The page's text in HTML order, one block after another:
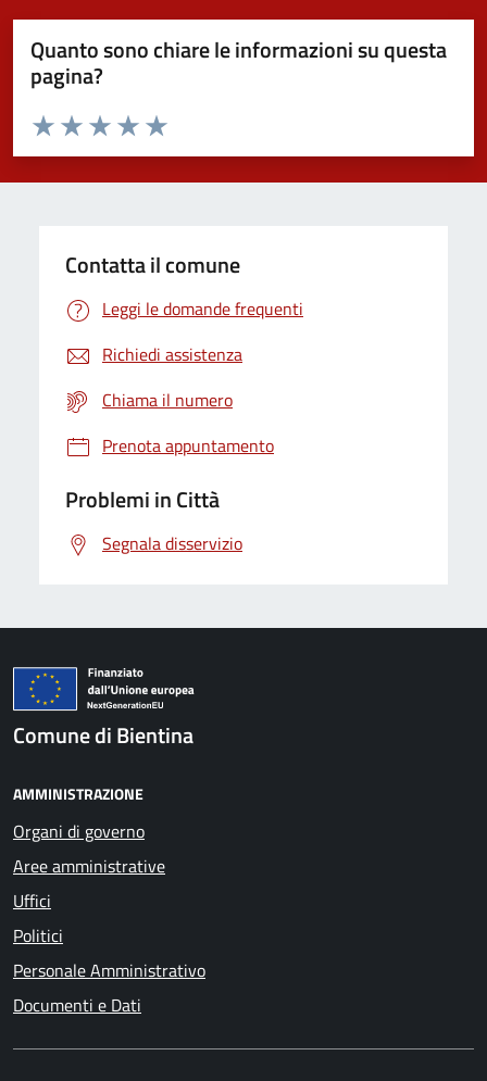
Quanto sono chiare le informazioni su questa
pagina?
Domanda
Valuta da 1 a 5 stelle la pagina
Valuta 5 stelle su 5
Valuta 4 stelle su 5
Valuta 3 stelle su 5
Valuta 2 stelle su 5
Valuta 1 stelle su 5
Contatta il comune
Leggi le domande frequenti
Richiedi assistenza
Chiama il numero
Prenota appuntamento
Problemi in Città
Segnala disservizio
Comune di Bientina
AMMINISTRAZIONE
Organi di governo
Aree amministrative
Uffici
Politici
Personale Amministrativo
Documenti e Dati